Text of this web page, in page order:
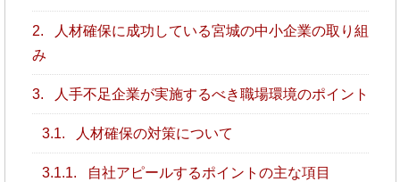
2.
人材確保に成功している宮城の中小企業の取り組
み
3. 人手不足企業が実施するべき職場環境のポイント
3.1. 人材確保の対策について
3.1.1. 自社アピールするポイントの主な項目